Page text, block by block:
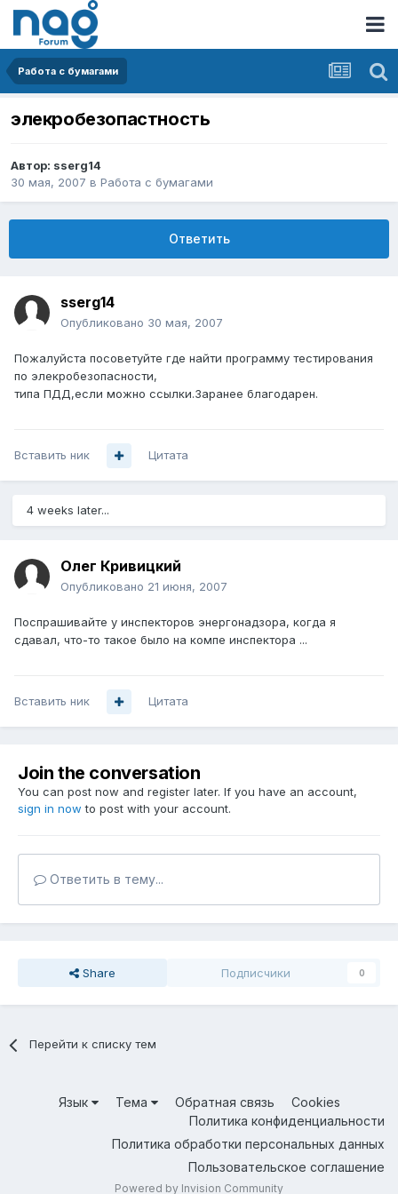
Работа с бумагами
элекробезопастность
Автор: sserg14
30 мая, 2007 в Работа с бумагами
Ответить
sserg14
Опубликовано 30 мая, 2007
Пожалуйста посоветуйте где найти программу тестирования
по элекробезопасности,
типа ПДД,если можно ссылки.Заранее благодарен.
Вставить ник Цитата
4 weeks later...
Олег Кривицкий
Опубликовано 21 июня, 2007
Поспрашивайте у инспекторов энергонадзора, когда я
сдавал, что-то такое было на компе инспектора ...
Вставить ник Цитата
Join the conversation
You can post now and register later. If you have an account,
sign in now to post with your account.
Ответить в тему...
Share Подписчики 0
Перейти к списку тем
Язык Тема Обратная связь
Cookies
Политика конфиденциальности
Политика обработки персональных данных
Пользовательское соглашение
Powered by Invision Community